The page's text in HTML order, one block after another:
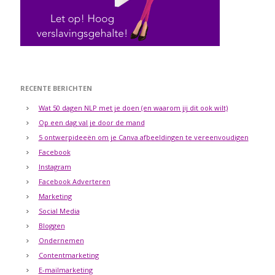
RECENTE BERICHTEN
Wat 50 dagen NLP met je doen (en waarom jij dit ook wilt)
Op een dag val je door de mand
5 ontwerpideeën om je Canva afbeeldingen te vereenvoudigen
Facebook
Instagram
Facebook Adverteren
Marketing
Social Media
Bloggen
Ondernemen
Contentmarketing
E-mailmarketing